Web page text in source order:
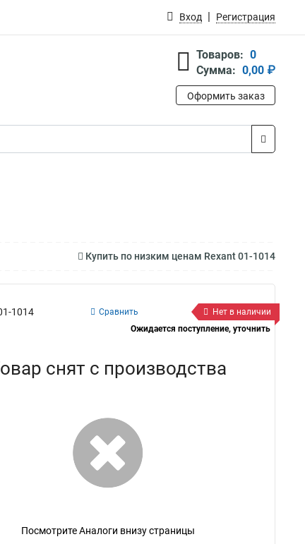
Вход Регистрация
Товаров: 0
Сумма: 0,00 ₽
Оформить заказ
Купить по низким ценам Rexant 01-1014
1014 Сравнить
Нет в наличии
Ожидается поступление, уточнить
снят с производства
Посмотрите Аналоги внизу страницы